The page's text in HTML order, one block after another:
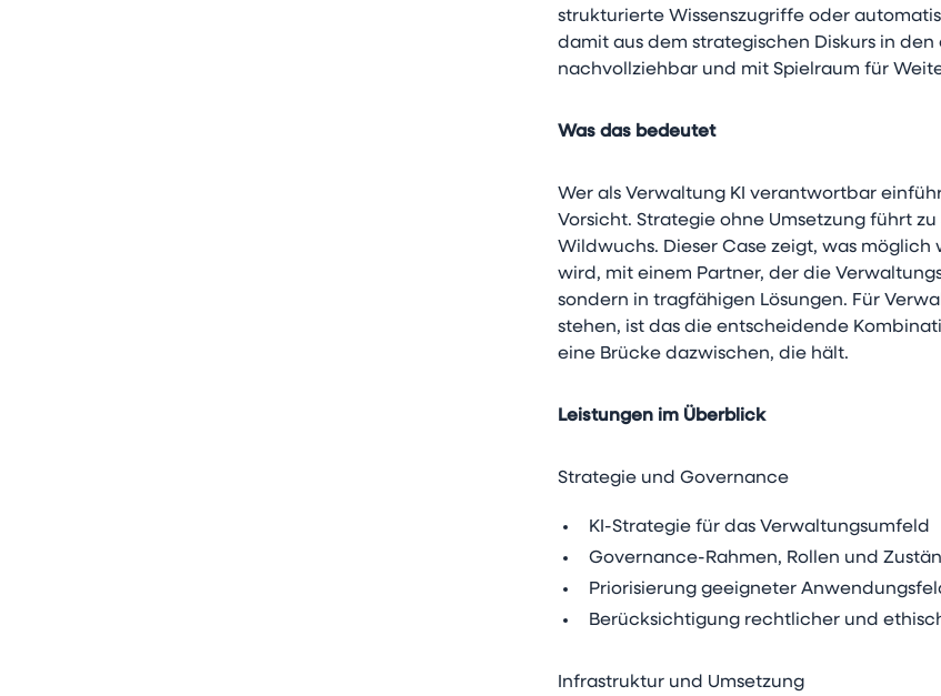
strukturierte Wissenszugriffe oder
damit aus dem strategischen Diskurs in
nachvollziehbar und mit Spielraum für
Was das bedeutet
Wer als Verwaltung KI verantwortbar
Vorsicht. Strategie ohne Umsetzung führt
Wildwuchs. Dieser Case zeigt, was
wird, mit einem Partner, der die
sondern in tragfähigen Lösungen. Für
stehen, ist das die entscheidende
eine Brücke dazwischen, die hält.
Leistungen im Überblick
Strategie und Governance
KI-Strategie für das Verwaltungsumfeld
Governance-Rahmen, Rollen und
Priorisierung geeigneter
Berücksichtigung rechtlicher und
Infrastruktur und Umsetzung